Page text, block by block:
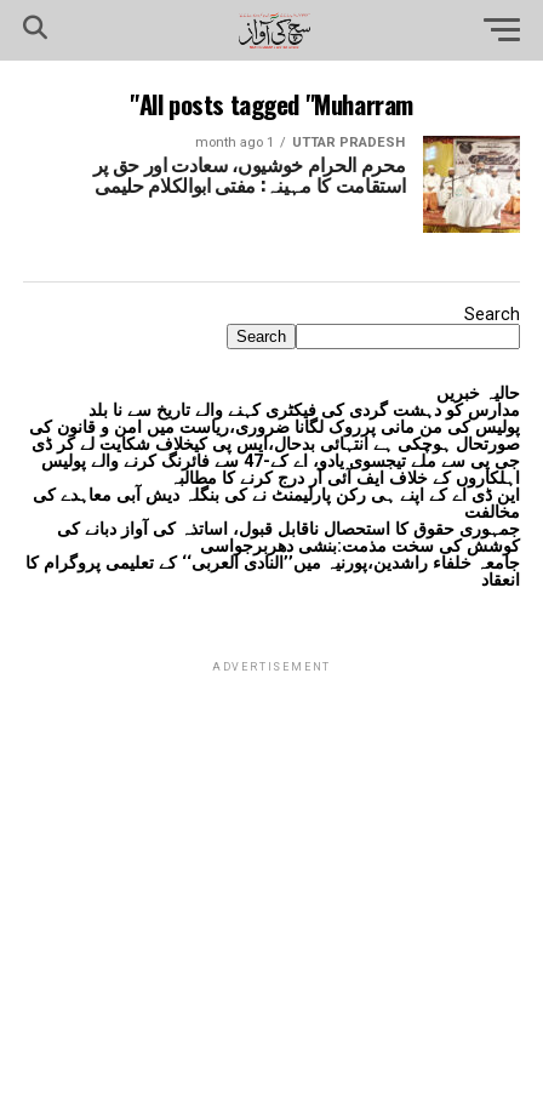
All posts tagged "Muharram"
UTTAR PRADESH
1 month ago
محرم الحرام خوشیوں، سعادت اور حق پر
استقامت کا مہینہ: مفتی ابوالکلام حلیمی
Search
Search
حالیہ خبریں
مدارس کو دہشت گردی کی فیکٹری کہنے والے تاریخ سے نا بلد
پولیس کی من مانی پرروک لگانا ضروری،ریاست میں امن و قانون کی
صورتحال ہوچکی ہے انتہائی بدحال،ایس پی کیخلاف شکایت لے کر ڈی
جی پی سے ملے تیجسوی یادو، اے کے-47 سے فائرنگ کرنے والے پولیس
اہلکاروں کے خلاف ایف آئی آر درج کرنے کا مطالبہ
این ڈی اے کے اپنے ہی رکن پارلیمنٹ نے کی بنگلہ دیش آبی معاہدے کی
مخالفت
جمہوری حقوق کا استحصال ناقابل قبول، اساتذہ کی آواز دبانے کی
کوشش کی سخت مذمت:بنشی دھربرجواسی
جامعہ خلفاء راشدین،پورنیہ میں’’النادی العربی‘‘ کے تعلیمی پروگرام کا
انعقاد
ADVERTISEMENT